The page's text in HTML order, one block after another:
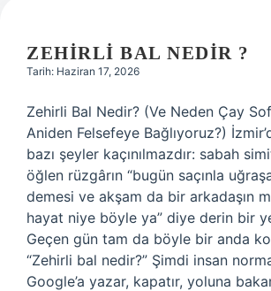
ZEHIRLI BAL NEDIR ?
Tarih: Haziran 17, 2026
Zehirli Bal Nedir? (Ve Neden Çay
Aniden Felsefeye Bağlıyoruz?)
bazı şeyler kaçınılmazdır: sabah
öğlen rüzgârın “bugün saçınla
demesi ve akşam da bir arkadaşın
hayat niye böyle ya” diye derin bir
Geçen gün tam da böyle bir anda
“Zehirli bal nedir?” Şimdi insan
Google’a yazar, kapatır, yoluna